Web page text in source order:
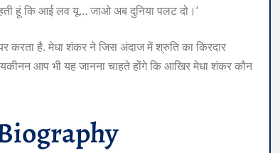
हूं कि आई लव यू… जाओ अब दुनिया पलट दो।’
करता है. मेधा शंकर ने जिस अंदाज में श्रुति का किरदार
आप भी यह जानना चाहते होंगे कि आख‍िर मेधा शंकर कौन